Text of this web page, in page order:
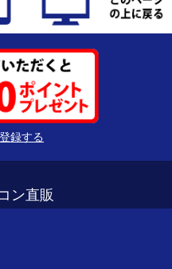
録する
ン直販